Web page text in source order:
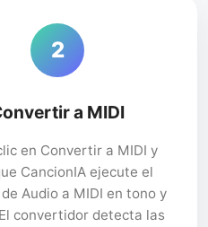
2
a MIDI
en Convertir a MIDI y
CancionIA ejecute el
Audio a MIDI en tono y
convertidor detecta las